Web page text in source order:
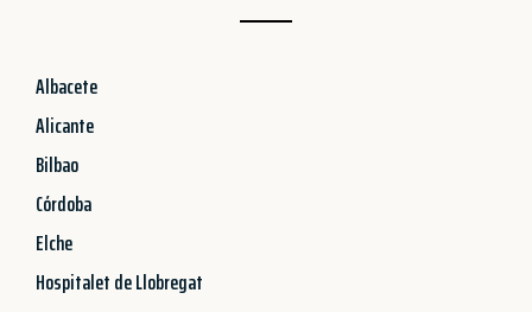
Albacete
Alicante
Bilbao
Córdoba
Elche
Hospitalet de Llobregat